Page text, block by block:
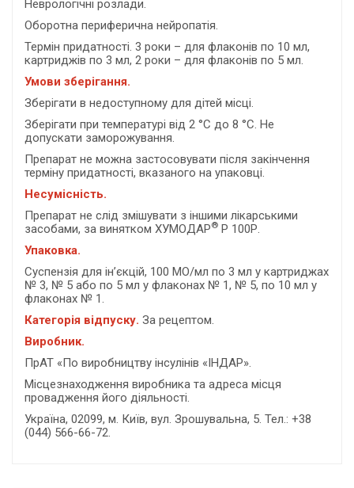
Неврологічні розлади.
Оборотна периферична нейропатія.
Термін придатності. 3 роки – для флаконів по 10 мл,
картриджів по 3 мл, 2 роки – для флаконів по 5 мл.
Умови зберігання.
Зберігати в недоступному для дітей місці.
Зберігати при температурі від 2 °С до 8 °С. Не
допускати заморожування.
Препарат не можна застосовувати після закінчення
терміну придатності, вказаного на упаковці.
Несумісність.
Препарат не слід змішувати з іншими лікарськими
засобами, за винятком ХУМОДАР® Р 100Р.
Упаковка.
Суспензія для ін’єкцій, 100 МО/мл по 3 мл у картриджах
№ 3, № 5 або по 5 мл у флаконах № 1, № 5, по 10 мл у
флаконах № 1.
Категорія відпуску. За рецептом.
Виробник.
ПрАТ «По виробництву інсулінів «ІНДАР».
Місцезнаходження виробника та адреса місця
провадження його діяльності.
Україна, 02099, м. Київ, вул. Зрошувальна, 5. Тел.: +38
(044) 566-66-72.